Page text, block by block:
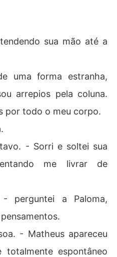
sua mão até a
uma forma estranha,
arrepios pela coluna.
por todo o meu corpo.
- Sorri e soltei sua
me livrar de
perguntei a Paloma,
- Matheus apareceu
espontâneo